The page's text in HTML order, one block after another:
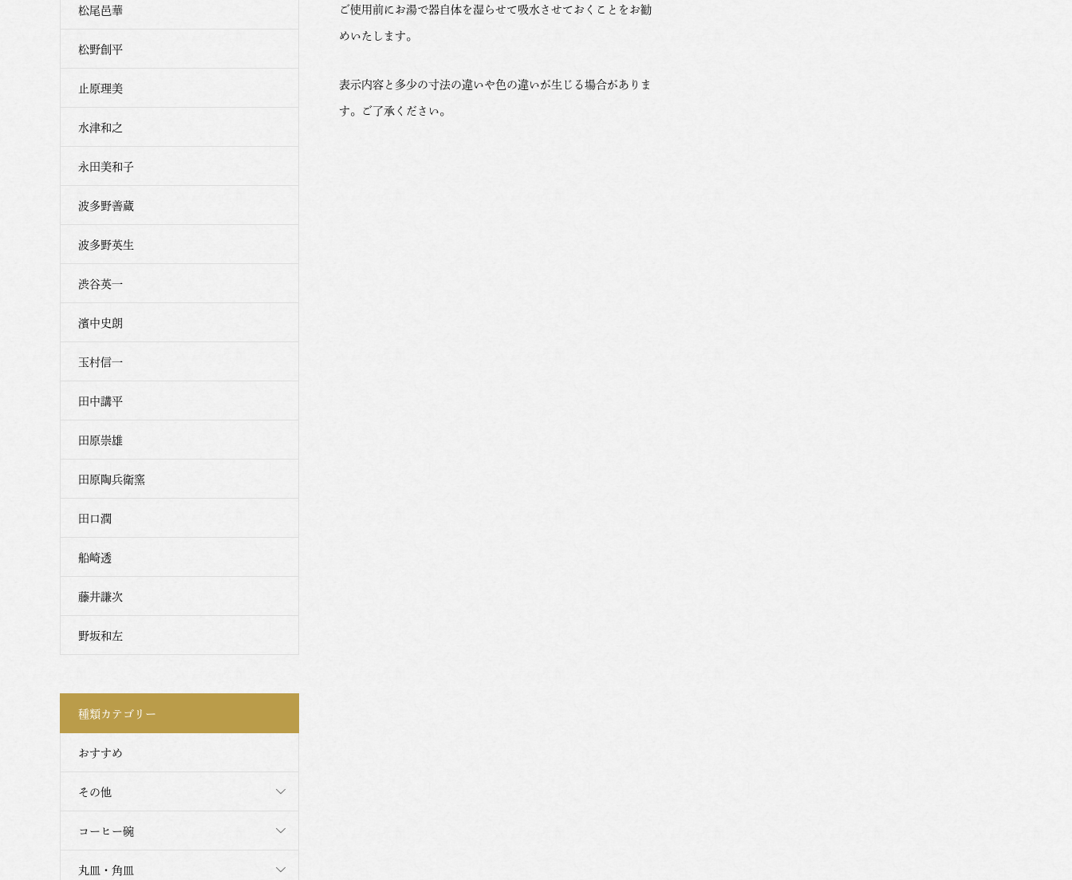
ご使用前にお湯で器自体を湿らせて吸水させておくことをお勧
めいたします。
表示内容と多少の寸法の違いや色の違いが生じる場合がありま
す。ご了承ください。
松尾邑華
松野創平
止原理美
水津和之
永田美和子
波多野善蔵
波多野英生
渋谷英一
濱中史朗
玉村信一
田中講平
田原崇雄
田原陶兵衛窯
田口潤
船崎透
藤井謙次
野坂和左
種類カテゴリー
おすすめ
その他
コーヒー碗
丸皿・角皿